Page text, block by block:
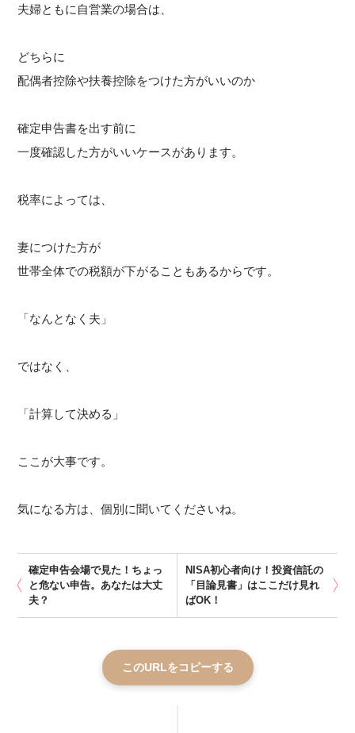
夫婦ともに自営業の場合は、
どちらに
配偶者控除や扶養控除をつけた方がいいのか
確定申告書を出す前に
一度確認した方がいいケースがあります。
税率によっては、
妻につけた方が
世帯全体での税額が下がることもあるからです。
「なんとなく夫」
ではなく、
「計算して決める」
ここが大事です。
気になる方は、個別に聞いてくださいね。
確定申告会場で見た！ちょっ
と危ない申告。あなたは大丈
夫？
NISA初心者向け！投資信託の
「目論見書」はここだけ見れ
ばOK！
このURLをコピーする